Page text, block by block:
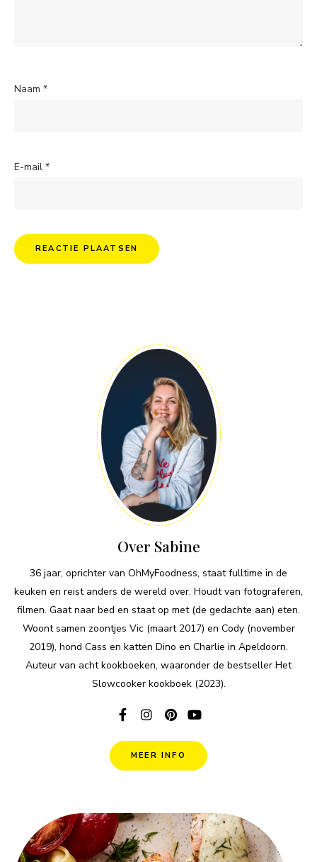
Naam *
E-mail *
Over Sabine
36 jaar, oprichter van OhMyFoodness, staat fulltime in de
keuken en reist anders de wereld over. Houdt van fotograferen,
filmen. Gaat naar bed en staat op met (de gedachte aan) eten.
Woont samen zoontjes Vic (maart 2017) en Cody (november
2019), hond Cass en katten Dino en Charlie in Apeldoorn.
Auteur van acht kookboeken, waaronder de bestseller Het
Slowcooker kookboek (2023).
MEER INFO